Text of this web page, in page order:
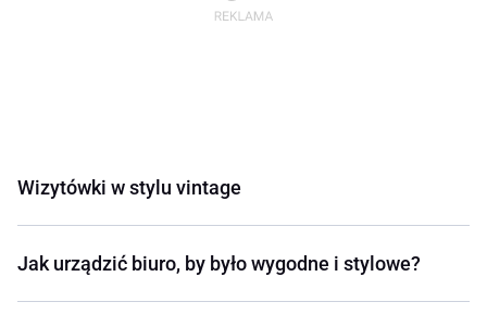
Wizytówki w stylu vintage
Jak urządzić biuro, by było wygodne i stylowe?